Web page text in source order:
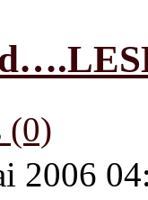
(0)
2006